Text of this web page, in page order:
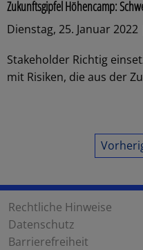
Zukunftsgipfel Höhencamp:
Dienstag, 25. Januar
Stakeholder Richtig
mit Risiken, die aus der
Rechtliche Hinweise
Datenschutz
Barrierefreiheit